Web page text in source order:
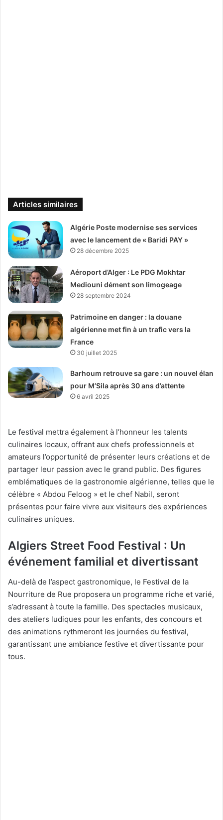
Articles similaires
Algérie Poste modernise ses services
avec le lancement de « Baridi PAY »
28 décembre 2025
Aéroport d’Alger : Le PDG Mokhtar
Mediouni dément son limogeage
28 septembre 2024
Patrimoine en danger : la douane
algérienne met fin à un trafic vers la
France
30 juillet 2025
Barhoum retrouve sa gare : un nouvel élan
pour M’Sila après 30 ans d’attente
6 avril 2025
Le festival mettra également à l’honneur les talents
culinaires locaux, offrant aux chefs professionnels et
amateurs l’opportunité de présenter leurs créations et de
partager leur passion avec le grand public. Des figures
emblématiques de la gastronomie algérienne, telles que le
célèbre « Abdou Feloog » et le chef Nabil, seront
présentes pour faire vivre aux visiteurs des expériences
culinaires uniques.
Algiers Street Food Festival : Un
événement familial et divertissant
Au-delà de l’aspect gastronomique, le Festival de la
Nourriture de Rue proposera un programme riche et varié,
s’adressant à toute la famille. Des spectacles musicaux,
des ateliers ludiques pour les enfants, des concours et
des animations rythmeront les journées du festival,
garantissant une ambiance festive et divertissante pour
tous.